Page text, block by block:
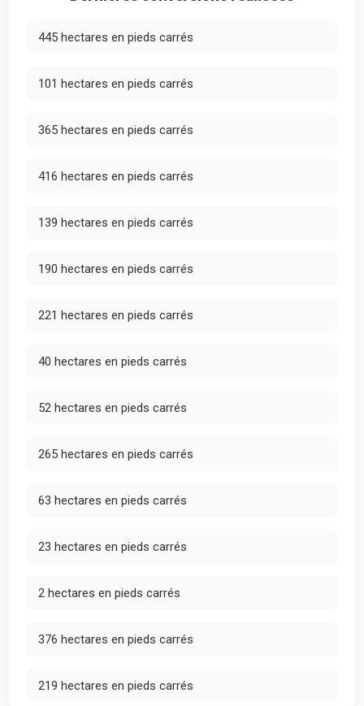
445 hectares en pieds carrés
101 hectares en pieds carrés
365 hectares en pieds carrés
416 hectares en pieds carrés
139 hectares en pieds carrés
190 hectares en pieds carrés
221 hectares en pieds carrés
40 hectares en pieds carrés
52 hectares en pieds carrés
265 hectares en pieds carrés
63 hectares en pieds carrés
23 hectares en pieds carrés
2 hectares en pieds carrés
376 hectares en pieds carrés
219 hectares en pieds carrés